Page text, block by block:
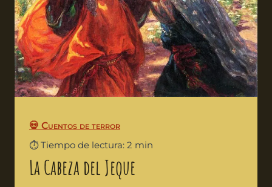
💀 Cuentos de terror
⏱️ Tiempo de lectura: 2 min
La Cabeza del Jeque